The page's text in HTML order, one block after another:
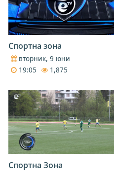
Спортна зона
вторник, 9 юни
19:05
1,875
Спортна Зона